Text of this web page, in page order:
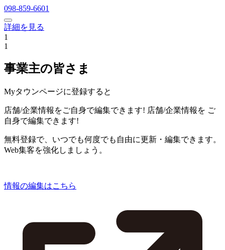
098-859-6601
詳細を見る
1
1
事業主の皆さま
Myタウンページに登録すると
店舗/企業情報をご自身で編集できます! 店舗/企業情報を ご
自身で編集できます!
無料登録で、いつでも何度でも自由に更新・編集できます。
Web集客を強化しましょう。
情報の編集はこちら